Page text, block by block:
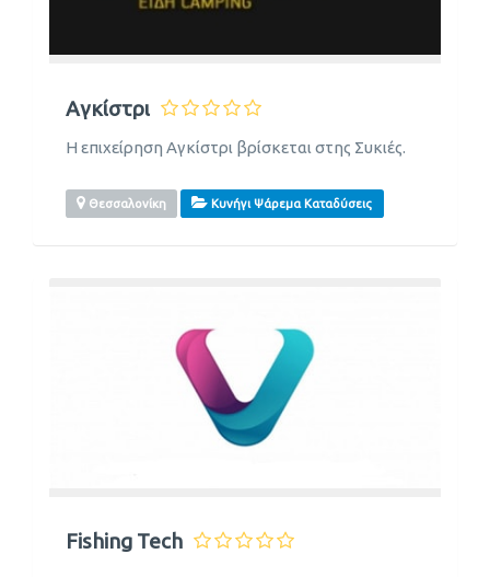
Αγκίστρι
H επιχείρηση Αγκίστρι βρίσκεται στης Συκιές.
Θεσσαλονίκη Κυνήγι Ψάρεμα Καταδύσεις
Fishing Tech